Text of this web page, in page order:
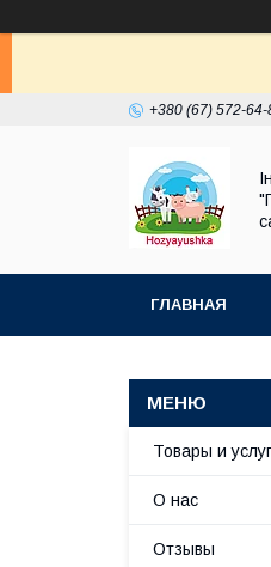
+380 (67) 572-64-
ГЛАВНАЯ
Товары и
О нас
Отзывы